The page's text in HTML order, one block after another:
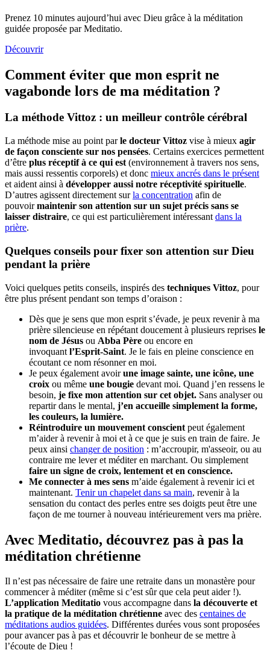
Prenez 10 minutes aujourd’hui avec Dieu grâce à la méditation
guidée proposée par Meditatio.
Découvrir
Comment éviter que mon esprit ne
vagabonde lors de ma méditation ?
La méthode Vittoz : un meilleur contrôle cérébral
La méthode mise au point parle docteur Vittoz vise à mieux agir
de façon consciente sur nos pensées. Certains exercices permettent
d’être plus réceptif à ce qui est (environnement à travers nos sens,
mais aussi ressentis corporels) et donc mieux ancrés dans le présent
et aident ainsi à développer aussi notre réceptivité spirituelle.
D’autres agissent directement surla concentration afin de
pouvoirmaintenir son attention sur un sujet précis sans se
laisser distraire, ce qui est particulièrement intéressant dans la
prière.
Quelques conseils pour fixer son attention sur Dieu
pendant la prière
Voici quelques petits conseils, inspirés des techniques Vittoz, pour
être plus présent pendant son temps d’oraison :
Dès que je sens que mon esprit s’évade, je peux revenir à ma
prière silencieuse en répétant doucement à plusieurs reprises le
nom de Jésus ou Abba Père ou encore en
invoquant l’Esprit-Saint. Je le fais en pleine conscience en
écoutant ce nom résonner en moi.
Je peux également avoirune image sainte, une icône, une
croix ou même une bougie devant moi. Quand j’en ressens le
besoin, je fixe mon attention sur cet objet. Sans analyser ou
repartir dans le mental, j’en accueille simplement la forme,
les couleurs, la lumière.
Réintroduire un mouvement conscient peut également
m’aider à revenir à moi et à ce que je suis en train de faire. Je
peux ainsi changer de position : m’accroupir, m'asseoir, ou au
contraire me lever et méditer en marchant. Ou simplement
faire un signe de croix, lentement et en conscience.
Me connecter à mes sens m’aide également à revenir ici et
maintenant. Tenir un chapelet dans sa main, revenir à la
sensation du contact des perles entre ses doigts peut être une
façon de me tourner à nouveau intérieurement vers ma prière.
Avec Meditatio, découvrez pas à pas la
méditation chrétienne
Il n’est pas nécessaire de faire une retraite dans un monastère pour
commencer à méditer (même si c’est sûr que cela peut aider !).
L’application Meditatio vous accompagne dans la découverte et
la pratique de la méditation chrétienne avec des centaines de
méditations audios guidées. Différentes durées vous sont proposées
pour avancer pas à pas et découvrir le bonheur de se mettre à
l’écoute de Dieu !